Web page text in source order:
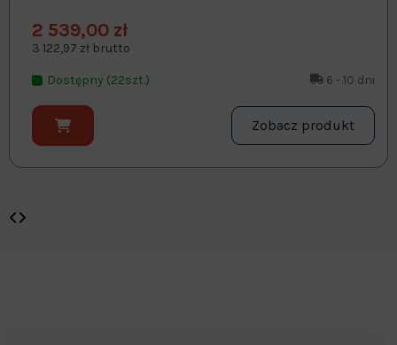
2 539,00 zł
3 122,97 zł brutto
Dostępny (22szt.) 6 - 10 dni
Zobacz produkt